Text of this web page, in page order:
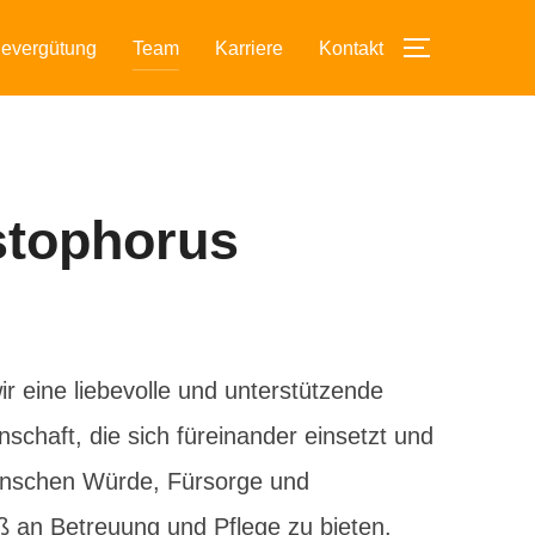
Team Karriere Kontakt
eine liebevolle und unterstützende
die sich füreinander einsetzt und
Würde, Fürsorge und
an Betreuung und Pflege zu bieten.